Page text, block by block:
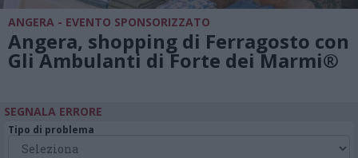
ANGERA - EVENTO SPONSORIZZATO
Angera, shopping di Ferragosto con
Gli Ambulanti di Forte dei Marmi®
SEGNALA ERRORE
Tipo di problema